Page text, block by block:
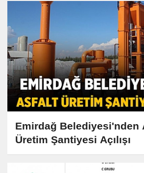
Emirdağ Belediyesi'nden
Üretim Şantiyesi Açılışı